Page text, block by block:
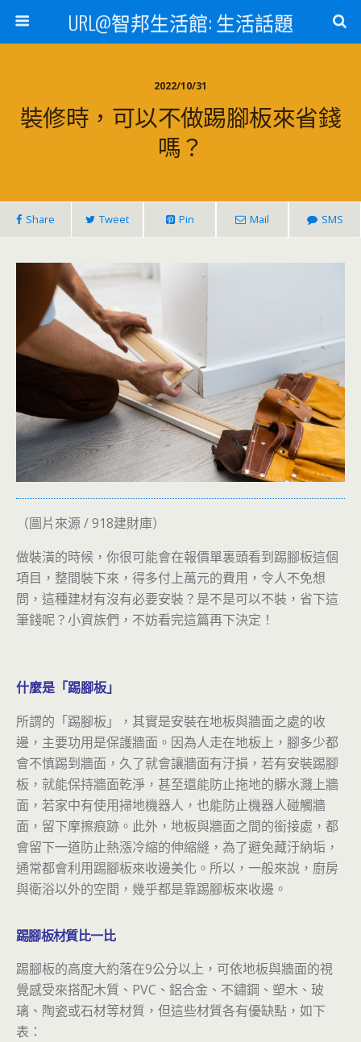
URL@智邦生活館: 生活話題
2022/10/31
裝修時，可以不做踢腳板來省錢
嗎？
Share Tweet Pin Mail SMS
（圖片來源 / 918建財庫）
做裝潢的時候，你很可能會在報價單裏頭看到踢腳板這個
項目，整間裝下來，得多付上萬元的費用，令人不免想
問，這種建材有沒有必要安裝？是不是可以不裝，省下這
筆錢呢？小資族們，不妨看完這篇再下決定！
什麼是「踢腳板」
所謂的「踢腳板」，其實是安裝在地板與牆面之處的收
邊，主要功用是保護牆面。因為人走在地板上，腳多少都
會不慎踢到牆面，久了就會讓牆面有汙損，若有安裝踢腳
板，就能保持牆面乾淨，甚至還能防止拖地的髒水濺上牆
面，若家中有使用掃地機器人，也能防止機器人碰觸牆
面，留下摩擦痕跡。此外，地板與牆面之間的銜接處，都
會留下一道防止熱漲冷縮的伸縮縫，為了避免藏汙納垢，
通常都會利用踢腳板來收邊美化。所以，一般來說，廚房
與衛浴以外的空間，幾乎都是靠踢腳板來收邊。
踢腳板材質比一比
踢腳板的高度大約落在9公分以上，可依地板與牆面的視
覺感受來搭配木質、PVC、鋁合金、不鏽鋼、塑木、玻
璃、陶瓷或石材等材質，但這些材質各有優缺點，如下
表：